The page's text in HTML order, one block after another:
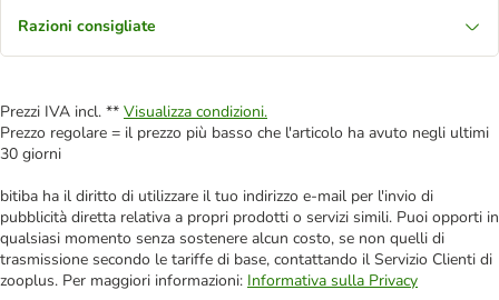
Razioni consigliate
Prezzi IVA incl. ** Visualizza condizioni.
Prezzo regolare = il prezzo più basso che l'articolo ha avuto negli ultimi
30 giorni
bitiba ha il diritto di utilizzare il tuo indirizzo e-mail per l'invio di
pubblicità diretta relativa a propri prodotti o servizi simili. Puoi opporti in
qualsiasi momento senza sostenere alcun costo, se non quelli di
trasmissione secondo le tariffe di base, contattando il Servizio Clienti di
zooplus. Per maggiori informazioni: Informativa sulla Privacy